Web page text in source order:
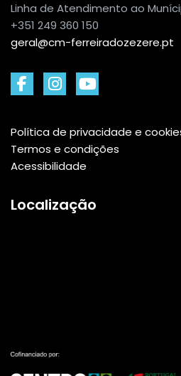
Linha de Atendimento ao
+351 249 360 150
geral@cm-ferreiradozezere.pt
Política de privacidade e
Termos e condições
Acessibilidade
Localização